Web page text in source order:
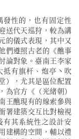
性的，也有固定性
送代天巡狩，較為講
的儀式表現，其中又
們遵照古老的《醮事
論對象。臺南王李家
抵有旗杆、炮亭丶吹
），尤其是區位配置
官方《（光緒朝）
王醮現有的線索參與
署建築交互比對檢視
其系統性之設計安
建構的空間，輔以禮